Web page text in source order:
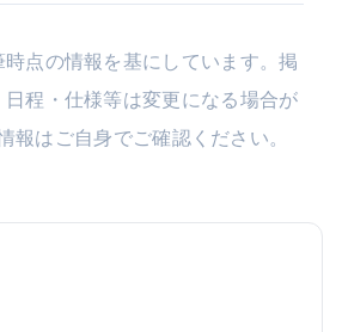
点の情報を基にしています。掲
程・仕様等は変更になる場合が
報はご自身でご確認ください。